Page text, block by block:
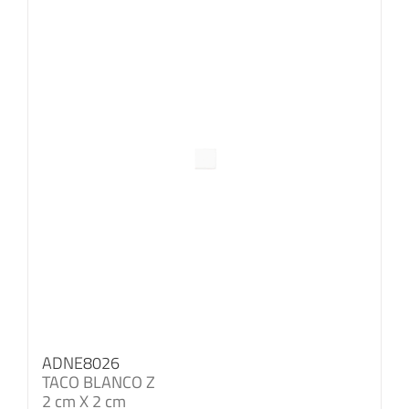
ADNE8026
TACO BLANCO Z
2 cm X 2 cm